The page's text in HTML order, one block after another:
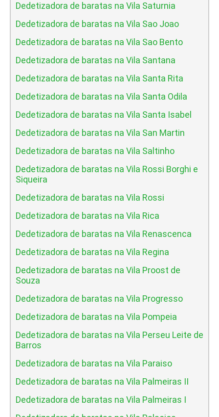
Dedetizadora de baratas na Vila Saturnia
Dedetizadora de baratas na Vila Sao Joao
Dedetizadora de baratas na Vila Sao Bento
Dedetizadora de baratas na Vila Santana
Dedetizadora de baratas na Vila Santa Rita
Dedetizadora de baratas na Vila Santa Odila
Dedetizadora de baratas na Vila Santa Isabel
Dedetizadora de baratas na Vila San Martin
Dedetizadora de baratas na Vila Saltinho
Dedetizadora de baratas na Vila Rossi Borghi e
Siqueira
Dedetizadora de baratas na Vila Rossi
Dedetizadora de baratas na Vila Rica
Dedetizadora de baratas na Vila Renascenca
Dedetizadora de baratas na Vila Regina
Dedetizadora de baratas na Vila Proost de
Souza
Dedetizadora de baratas na Vila Progresso
Dedetizadora de baratas na Vila Pompeia
Dedetizadora de baratas na Vila Perseu Leite de
Barros
Dedetizadora de baratas na Vila Paraiso
Dedetizadora de baratas na Vila Palmeiras II
Dedetizadora de baratas na Vila Palmeiras I